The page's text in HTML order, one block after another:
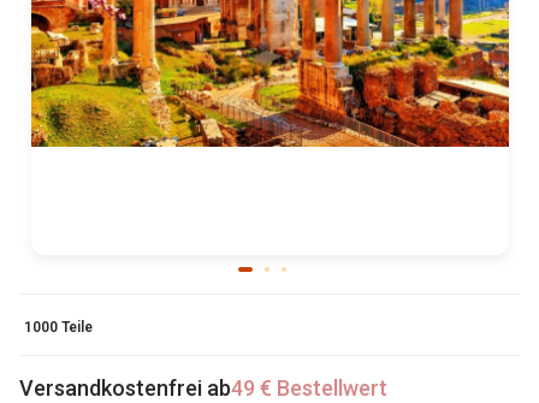
1000 Teile
Versandkostenfrei ab49 € Bestellwert